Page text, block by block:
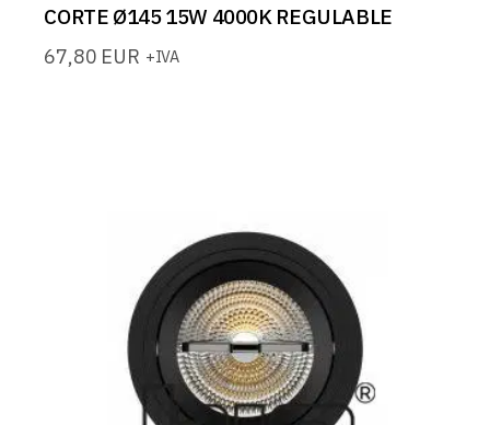
CORTE Ø145 15W 4000K REGULABLE
67,80 EUR +IVA